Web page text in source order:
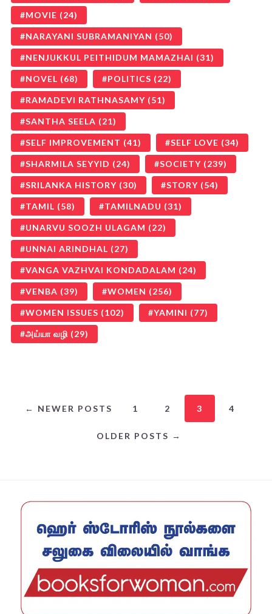
MOVIE (24)
NARAYANI SUBRAMANIYAN (50)
NENJUKKUL PEITHIDUM MAMAZHAI (31)
NOVEL (68) POLITICS (22)
RAMADEVI RATHNASAMY (51)
SANTHA SEELA (21)
SELF IMPROVEMENT (41) SELF LOVE (34)
SHARMILA SEYYID (24) SOCIETY (239)
SRILANKA HISTORY (30) STORY (54)
TAMIL (58) TAMILNADU (31)
UNARVU SOOZH ULAGAM (22)
UNNAI ARINDHAL (27)
VANGA VAZHVAI KONDADALAM (24)
VENBA (39) WOMEN (256)
WOMEN ISSUES (102) YAMINI (77)
அய்யா வழி (29)
← NEWER POSTS 1 2 3 4
OLDER POSTS →